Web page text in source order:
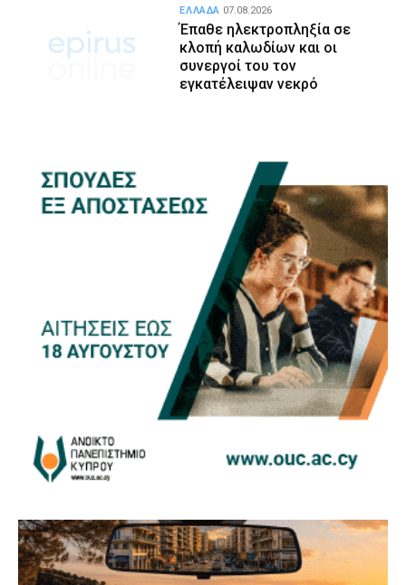
Έπαθε ηλεκτροπληξία σε
κλοπή καλωδίων και οι
συνεργοί του τον
εγκατέλειψαν νεκρό
ΕΛΛΑΔΑ 07.08.2026